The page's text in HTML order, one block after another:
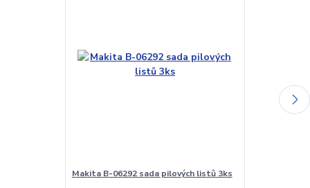
Makita B-06292 sada pilových listů 3ks